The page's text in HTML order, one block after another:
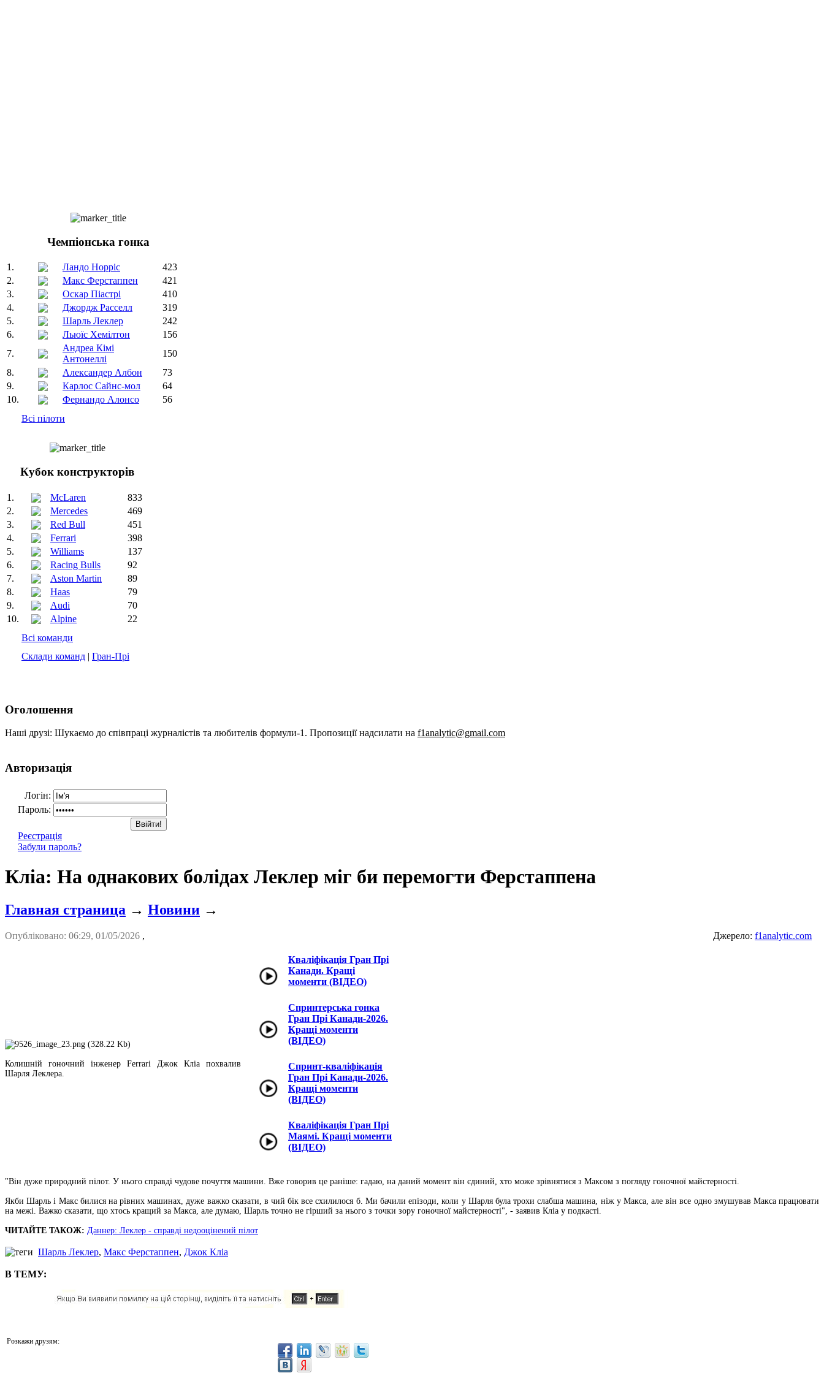
Чемпіонська гонка
1. Ландо Норріс
423
2.
Макс Ферстаппен
421
3.
Оскар Піастрі
410
4.
Джордж Расселл
319
5.
Шарль Леклер
242
6.
Льюїс Хемілтон
156
7.
Андреа Кімі
Антонеллі
150
8.
Александер Албон
73
9.
Карлос Сайнс-мол
64
10.
Фернандо Алонсо
56
Всі пілоти
Кубок конструкторів
1. McLaren
833
2.
Mercedes
469
3.
Red Bull
451
4.
Ferrari
398
5.
Williams
137
6.
Racing Bulls
92
7.
Aston Martin
89
8.
Haas
79
9.
Audi
70
10.
Alpine
22
Всі команди
Склади команд | Гран-Прі
Оголошення
Наші друзі: Шукаємо до співпраці журналістів та любителів формули-1. Пропозиції надсилати на f1analytic@gmail.com
Авторизація
Логін:
Пароль:
Реєстрація
Забули пароль?
Кліа: На однакових болідах Леклер міг би перемогти Ферстаппена
Главная страница → Новини →
Опубліковано: 06:29, 01/05/2026 , Джерело: f1analytic.com
Колишній гоночний інженер Ferrari Джок Кліа похвалив
Шарля Леклера.
Кваліфікація Гран Прі
Канади. Кращі
моменти (ВІДЕО)
Спринтерська гонка
Гран Прі Канади-2026.
Кращі моменти
(ВІДЕО)
Спринт-кваліфікація
Гран Прі Канади-2026.
Кращі моменти
(ВІДЕО)
Кваліфікація Гран Прі
Маямі. Кращі моменти
(ВІДЕО)
"Він дуже природний пілот. У нього справді чудове почуття машини. Вже говорив це раніше: гадаю, на даний момент він єдиний, хто може зрівнятися з Максом з погляду гоночної майстерності.
Якби Шарль і Макс билися на рівних машинах, дуже важко сказати, в чий бік все схилилося б. Ми бачили епізоди, коли у Шарля була трохи слабша машина, ніж у Макса, але він все одно змушував Макса працювати
на межі. Важко сказати, що хтось кращий за Макса, але думаю, Шарль точно не гірший за нього з точки зору гоночної майстерності", - заявив Кліа у подкасті.
ЧИТАЙТЕ ТАКОЖ: Даннер: Леклер - справді недооцінений пілот
Шарль Леклер, Макс Ферстаппен, Джок Кліа
В ТЕМУ:
Розкажи друзям: